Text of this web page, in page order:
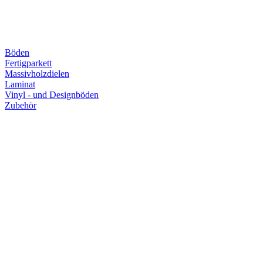
Böden
Fertigparkett
Massivholzdielen
Laminat
Vinyl - und Designböden
Zubehör